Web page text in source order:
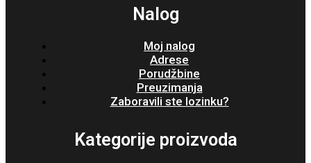
Nalog
Moj nalog
Adrese
Porudžbine
Preuzimanja
Zaboravili ste lozinku?
Kategorije proizvoda